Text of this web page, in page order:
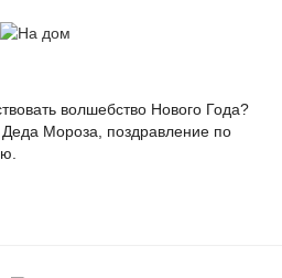
волшебство Нового Года?
Мороза, поздравление по